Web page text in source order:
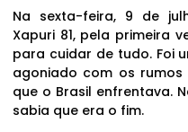
Na sexta-feira, 9 de
Xapuri 81, pela primeira
para cuidar de tudo. Foi
agoniado com os
que o Brasil enfrentava.
sabia que era o fim.